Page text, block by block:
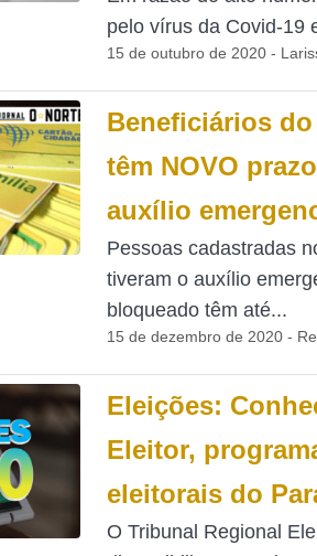
pelo vírus da Covid-19
15 de outubro de 2020 -
Beneficiários
têm NOVO
auxílio
Pessoas cadastradas
tiveram o auxílio
bloqueado têm até...
15 de dezembro de 2020 -
Eleições:
Eleitor,
eleitorais do
O Tribunal Regional